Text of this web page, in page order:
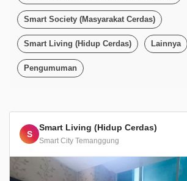
Smart Society (Masyarakat Cerdas)
Smart Living (Hidup Cerdas) Lainnya
Pengumuman
S
Smart Living (Hidup Cerdas)
Smart City Temanggung